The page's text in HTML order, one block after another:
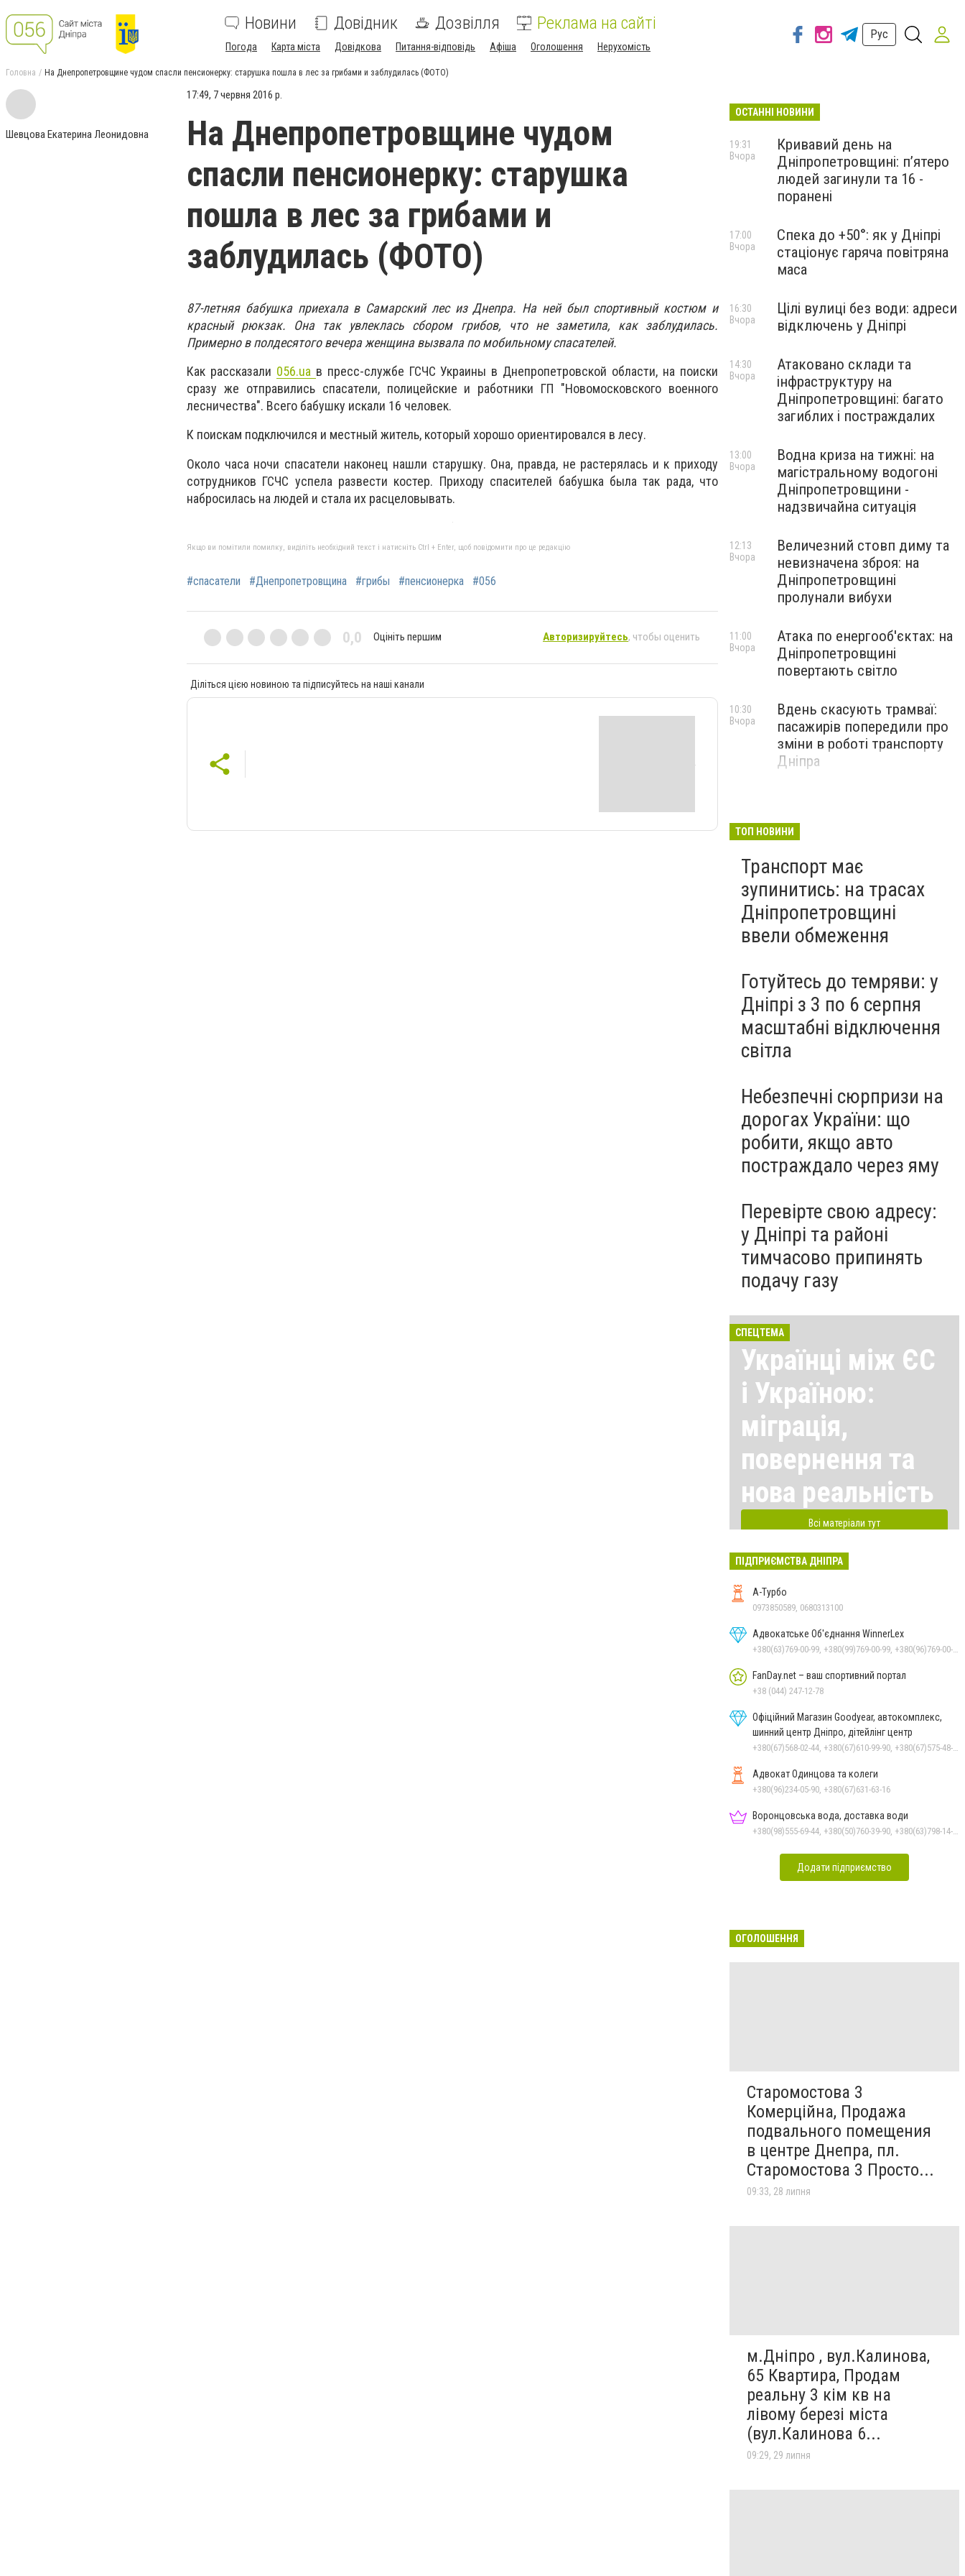
Новини Довідник Дозвілля Реклама на сайті
Погода Карта міста Довідкова Питання-відповідь Афіша Оголошення Нерухомість
Рус
Головна На Днепропетровщине чудом спасли пенсионерку: старушка пошла в лес за грибами и заблудилась (ФОТО)
Шевцова Екатерина Леонидовна
17:49, 7 червня 2016 р.
На Днепропетровщине чудом
спасли пенсионерку: старушка
пошла в лес за грибами и
заблудилась (ФОТО)
87-летняя бабушка приехала в Самарский лес из Днепра. На ней был спортивный костюм и
красный рюкзак. Она так увлеклась сбором грибов, что не заметила, как заблудилась.
Примерно в полдесятого вечера женщина вызвала по мобильному спасателей.
Как рассказали 056.ua в пресс-службе ГСЧС Украины в Днепропетровской области, на поиски
сразу же отправились спасатели, полицейские и работники ГП "Новомосковского военного
лесничества". Всего бабушку искали 16 человек.
К поискам подключился и местный житель, который хорошо ориентировался в лесу.
Около часа ночи спасатели наконец нашли старушку. Она, правда, не растерялась и к приходу
сотрудников ГСЧС успела развести костер. Приходу спасителей бабушка была так рада, что
набросилась на людей и стала их расцеловывать.
Якщо ви помітили помилку, виділіть необхідний текст і натисніть Ctrl + Enter, щоб повідомити про це редакцію
#спасатели #Днепропетровщина #грибы #пенсионерка #056
0,0 Оцініть першим Авторизируйтесь, чтобы оценить
Діліться цією новиною та підписуйтесь на наші канали
ОСТАННІ НОВИНИ
Кривавий день на
Дніпропетровщині: п’ятеро
людей загинули та 16 -
поранені
19:31
Вчора
Спека до +50°: як у Дніпрі
стаціонує гаряча повітряна
маса
17:00
Вчора
Цілі вулиці без води: адреси
відключень у Дніпрі
16:30
Вчора
Атаковано склади та
інфраструктуру на
Дніпропетровщині: багато
загиблих і постраждалих
14:30
Вчора
Водна криза на тижні: на
магістральному водогоні
Дніпропетровщини -
надзвичайна ситуація
13:00
Вчора
Величезний стовп диму та
невизначена зброя: на
Дніпропетровщині
пролунали вибухи
12:13
Вчора
Атака по енергооб'єктах: на
Дніпропетровщині
повертають світло
11:00
Вчора
Вдень скасують трамваї:
пасажирів попередили про
зміни в роботі транспорту
Дніпра
10:30
Вчора
ТОП НОВИНИ
Транспорт має
зупинитись: на трасах
Дніпропетровщині
ввели обмеження
Готуйтесь до темряви: у
Дніпрі з 3 по 6 серпня
масштабні відключення
світла
Небезпечні сюрпризи на
дорогах України: що
робити, якщо авто
постраждало через яму
Перевірте свою адресу:
у Дніпрі та районі
тимчасово припинять
подачу газу
СПЕЦТЕМА
Українці між ЄС
і Україною:
міграція,
повернення та
нова реальність
Всі матеріали тут
ПІДПРИЄМСТВА ДНІПРА
А-Турбо
0973850589, 0680313100
Адвокатське Об'єднання WinnerLex
FanDay.net – ваш спортивний портал
+38 (044) 247-12-78
Офіційний Магазин Goodyear, автокомплекс,
шинний центр Дніпро, дітейлінг центр
Адвокат Одинцова та колеги
+380(96)234-05-90, +380(67)631-63-16
Воронцовська вода, доставка води
Додати підприємство
ОГОЛОШЕННЯ
Старомостова 3
Комерційна, Продажа
подвального помещения
в центре Днепра, пл.
Старомостова 3 Просто...
09:33, 28 липня
м.Дніпро , вул.Калинова,
65 Квартира, Продам
реальну 3 кім кв на
лівому березі міста
(вул.Калинова 6...
09:29, 29 липня